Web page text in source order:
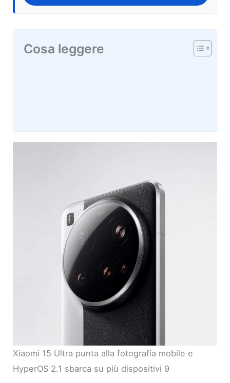
Cosa leggere
Xiaomi 15 Ultra punta alla fotografia mobile e
HyperOS 2.1 sbarca su più dispositivi 9